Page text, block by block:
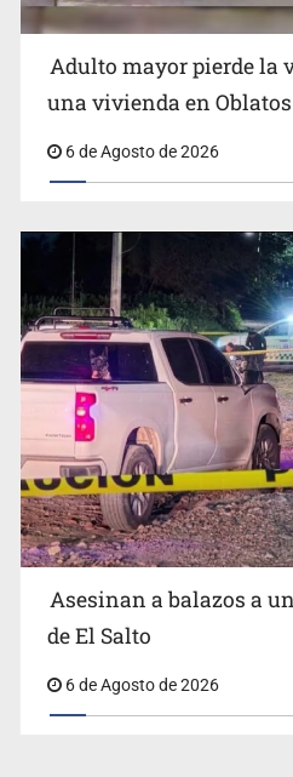
Capturan en Zapopan a
Adulto mayor pierde la
una vivienda en Oblatos
6 de Agosto de 2026
Asesinan a balazos a
de El Salto
6 de Agosto de 2026